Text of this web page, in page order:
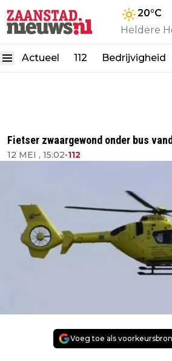
20°C
Heldere
Actueel 112 Bedrijvigheid
Fietser zwaargewond onder bus
12 MEI , 15:02•112
Voeg toe als